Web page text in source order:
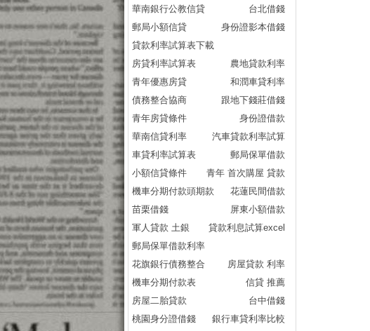
華南銀行公教信貸
台北借錢
郵局小額信貸
身份證影本借錢
貸款利率試算表下載
房貸利率試算表
農地貸款利率
青年優惠房貸
和潤車貸利率
債務整合協商
跟地下錢莊借錢
青年房貸條件
身份證借款
華南信貸利率
汽車貸款利率試算
車貸利率試算表
郵局保單借款
小額信貸條件
青年 首次購屋 貸款
機車分期付款頭期款
花蓮民間借款
苗栗借錢
屏東小額借款
軍人貸款 土銀
貸款利息試算excel
郵局保單借款利率
花旗銀行債務整合
房屋貸款 利率
機車分期付款表
信貸 推薦
房屋二胎貸款
台中借錢
桃園身分證借錢
銀行車貸利率比較